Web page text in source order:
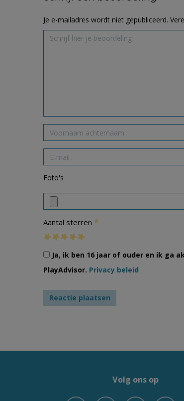
Je e-mailadres wordt niet gepubliceerd.
Foto's
Aantal sterren *
Ja, ik ben 16 jaar of ouder en ik ga
PlayAdvisor. Privacy beleid
Volg ons op